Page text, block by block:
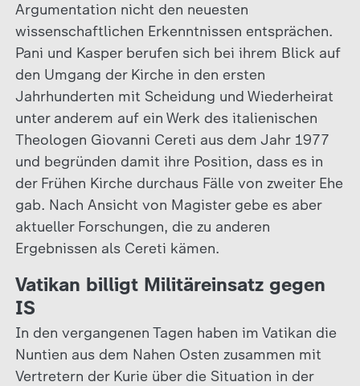
Argumentation nicht den neuesten
wissenschaftlichen Erkenntnissen entsprächen.
Pani und Kasper berufen sich bei ihrem Blick auf
den Umgang der Kirche in den ersten
Jahrhunderten mit Scheidung und Wiederheirat
unter anderem auf ein Werk des italienischen
Theologen Giovanni Cereti aus dem Jahr 1977
und begründen damit ihre Position, dass es in
der Frühen Kirche durchaus Fälle von zweiter Ehe
gab. Nach Ansicht von Magister gebe es aber
aktueller Forschungen, die zu anderen
Ergebnissen als Cereti kämen.
Vatikan billigt Militäreinsatz gegen
IS
In den vergangenen Tagen haben im Vatikan die
Nuntien aus dem Nahen Osten zusammen mit
Vertretern der Kurie über die Situation in der